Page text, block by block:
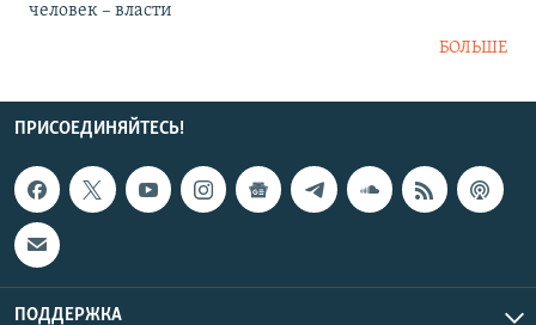
человек – власти
БОЛЬШЕ
ПРИСОЕДИНЯЙТЕСЬ!
ПОДДЕРЖКА